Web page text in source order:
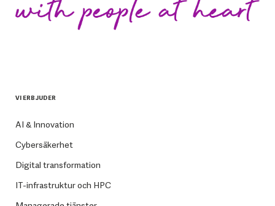
VI ERBJUDER
AI & Innovation
Cybersäkerhet
Digital transformation
IT-infrastruktur och HPC